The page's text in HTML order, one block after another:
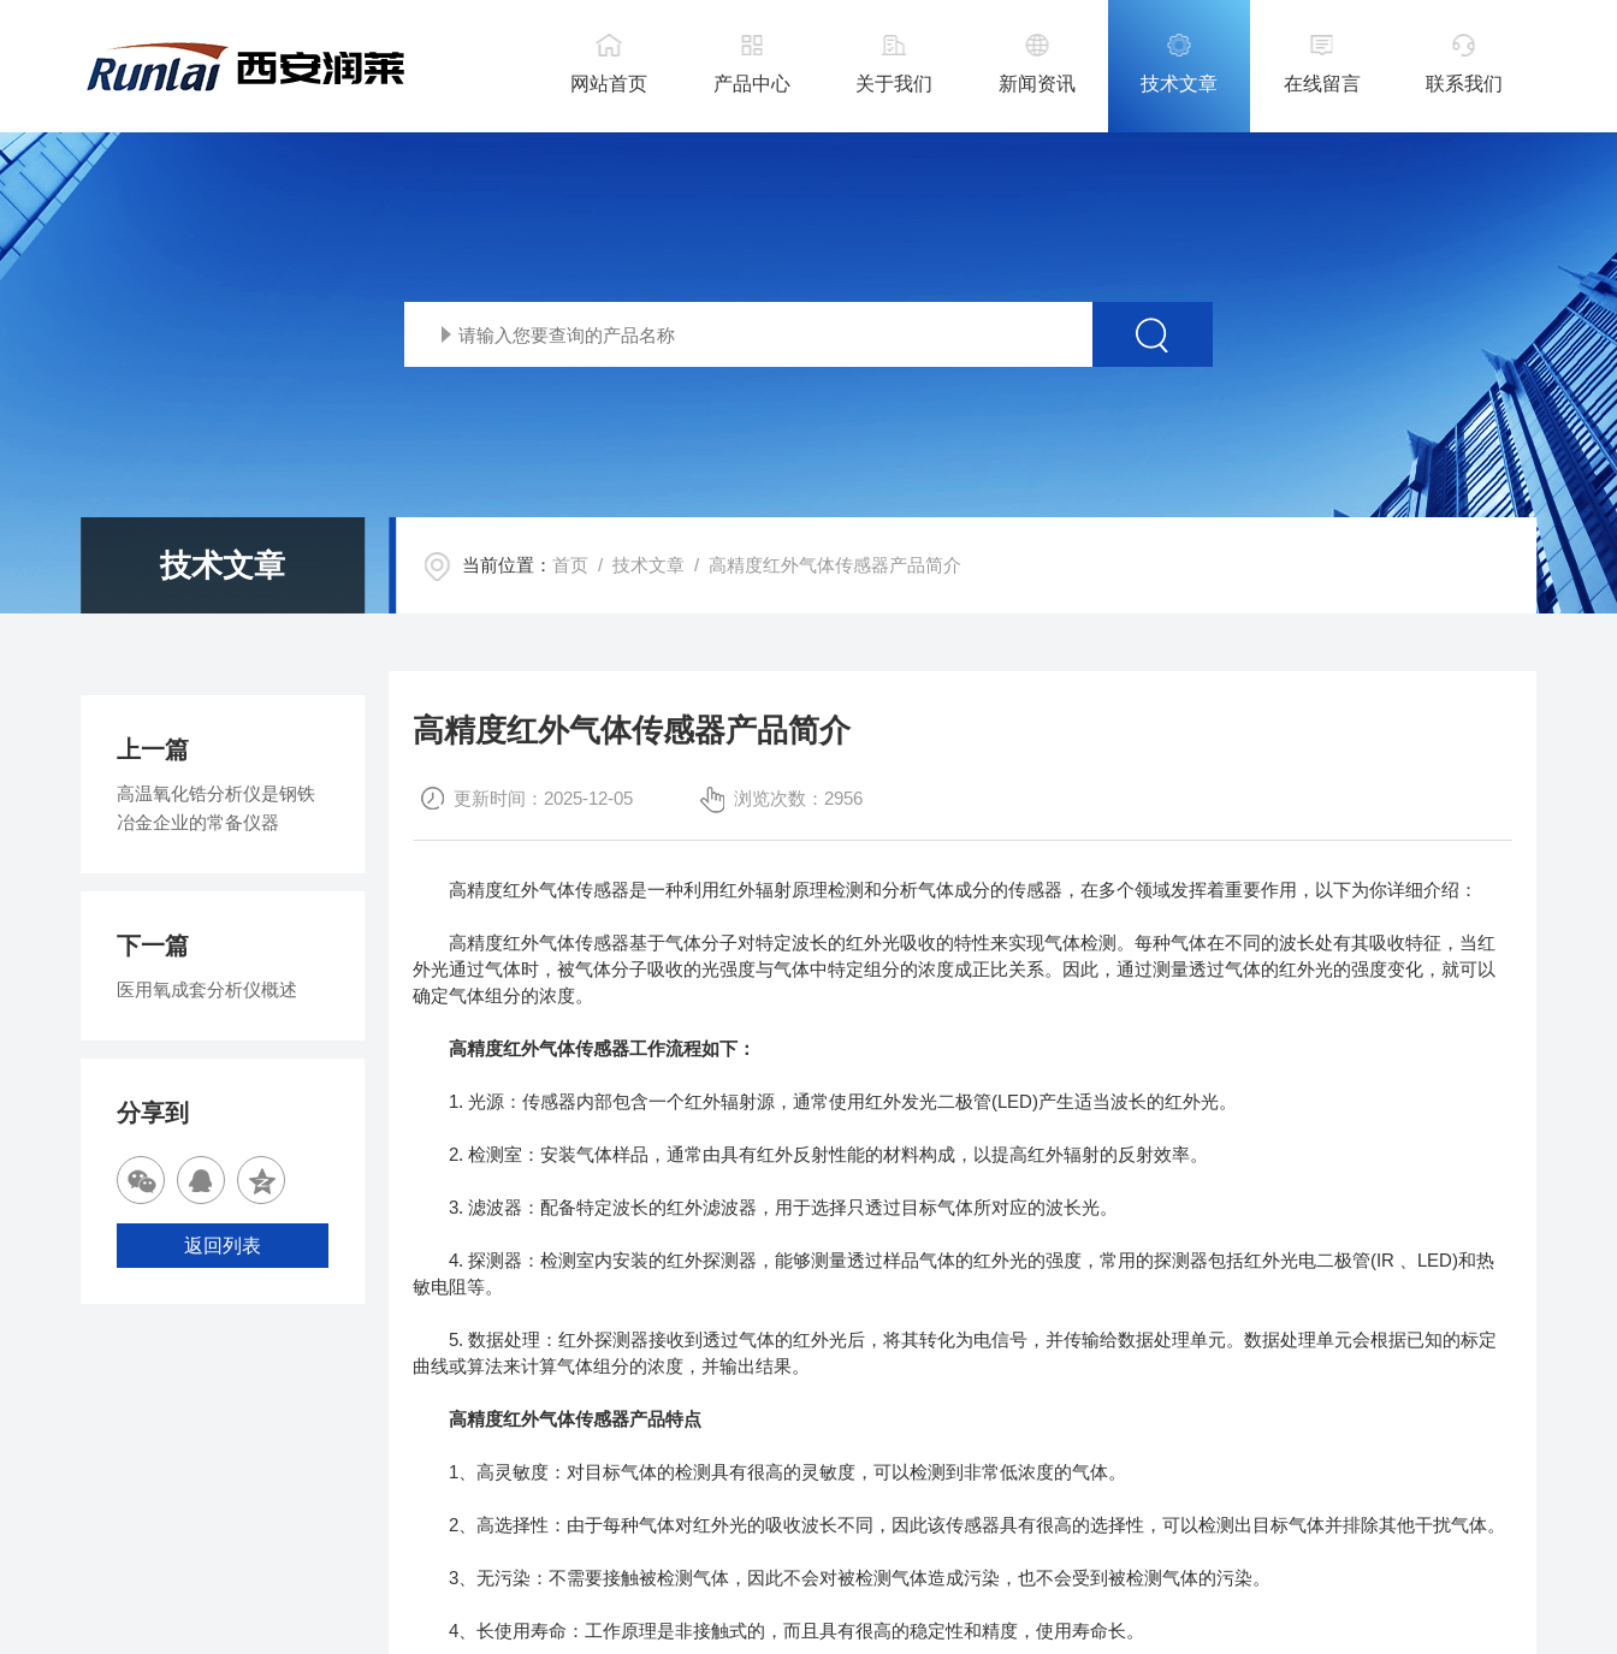
网站首页 产品中心 关于我们 新闻资讯 技术文章 在线留言 联系我们
技术文章 当前位置：首页 /技术文章 / 高精度红外气体传感器产品简介
高精度红外气体传感器产品简介
更新时间：2025-12-05 浏览次数：2956
高精度红外气体传感器是一种利用红外辐射原理检测和分析气体成分的传感器，在多个领域发挥着重要作用，以下为你详细介绍：
高精度红外气体传感器基于气体分子对特定波长的红外光吸收的特性来实现气体检测。每种气体在不同的波长处有其吸收特征，当红
外光通过气体时，被气体分子吸收的光强度与气体中特定组分的浓度成正比关系。因此，通过测量透过气体的红外光的强度变化，就可以
确定气体组分的浓度。
高精度红外气体传感器工作流程如下：
1. 光源：传感器内部包含一个红外辐射源，通常使用红外发光二极管(LED)产生适当波长的红外光。
2. 检测室：安装气体样品，通常由具有红外反射性能的材料构成，以提高红外辐射的反射效率。
3. 滤波器：配备特定波长的红外滤波器，用于选择只透过目标气体所对应的波长光。
4. 探测器：检测室内安装的红外探测器，能够测量透过样品气体的红外光的强度，常用的探测器包括红外光电二极管(IR 、LED)和热
敏电阻等。
5. 数据处理：红外探测器接收到透过气体的红外光后，将其转化为电信号，并传输给数据处理单元。数据处理单元会根据已知的标定
曲线或算法来计算气体组分的浓度，并输出结果。
高精度红外气体传感器产品特点
1、高灵敏度：对目标气体的检测具有很高的灵敏度，可以检测到非常低浓度的气体。
2、高选择性：由于每种气体对红外光的吸收波长不同，因此该传感器具有很高的选择性，可以检测出目标气体并排除其他干扰气体。
3、无污染：不需要接触被检测气体，因此不会对被检测气体造成污染，也不会受到被检测气体的污染。
4、长使用寿命：工作原理是非接触式的，而且具有很高的稳定性和精度，使用寿命长。
上一篇
高温氧化锆分析仪是钢铁
冶金企业的常备仪器
下一篇
医用氧成套分析仪概述
分享到
返回列表